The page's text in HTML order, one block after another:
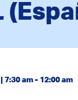
7:30 am - 12:00 am